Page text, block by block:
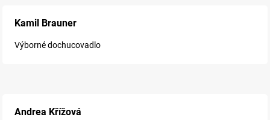
Kamil Brauner
Výborné dochucovadlo
Andrea Křížová